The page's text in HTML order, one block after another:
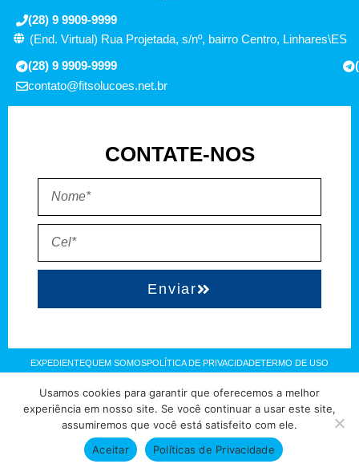
(28) 9 9909-9999
(End. Virtual) Rua Projetada, s/nº, bairro Centro, Linhares\ES
(28) 9 9909-9999
contato@fitsolucoes.net.br
CONTATE-NOS
Enviar
EXPEDIENTEQUEM SOMOSPOLÍTICA DE PRIVACIDADETERMO DE USO
Direitos reservados à FIT Soluções = Atualizado pelo Consórcio de
Agências: Kriativuz – Philadelphia – AGS2 = Hospedado em
Usamos cookies para garantir que oferecemos a melhor
experiência em nosso site. Se você continuar a usar este site,
assumiremos que você está satisfeito com ele.
Aceitar
Políticas de Privacidade